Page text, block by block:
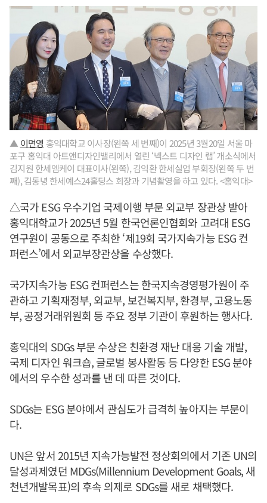
▲ 이면영 홍익대학교 이사장(왼쪽 세 번째)이 2025년 3월20일 서울 마
포구 홍익대 아트앤디자인밸리에서 열린 ‘넥스트 디자인 랩’ 개소식에서
김지원 한세엠케이 대표이사(왼쪽), 김익환 한세실업 부회장(왼쪽 두 번
째), 김동녕 한세예스24홀딩스 회장과 기념촬영을 하고 있다. <홍익대>
△국가 ESG 우수기업 국제이행 부문 외교부 장관상 받아
홍익대학교가 2025년 5월 한국언론인협회와 고려대 ESG
연구원이 공동으로 주최한 ‘제19회 국가지속가능 ESG 컨
퍼런스’에서 외교부장관상을 수상했다.
국가지속가능 ESG 컨퍼런스는 한국지속경영평가원이 주
관하고 기획재정부, 외교부, 보건복지부, 환경부, 고용노동
부, 공정거래위원회 등 주요 정부 기관이 후원하는 행사다.
홍익대의 SDGs 부문 수상은 친환경 재난 대응 기술 개발,
국제 디자인 워크숍, 글로벌 봉사활동 등 다양한 ESG 분야
에서의 우수한 성과를 낸 데 따른 것이다.
SDGs는 ESG 분야에서 관심도가 급격히 높아지는 부문이
다.
UN은 앞서 2015년 지속가능발전 정상회의에서 기존 UN의
달성과제였던 MDGs(Millennium Development Goals, 새
천년개발목표)의 후속 의제로 SDGs를 새로 채택했다.